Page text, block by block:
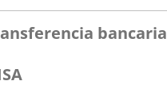
bancaria